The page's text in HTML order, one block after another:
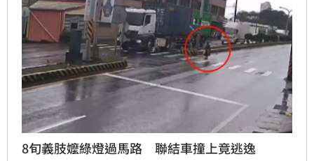
8旬義肢嬤綠燈過馬路 聯結車撞上竟逃逸